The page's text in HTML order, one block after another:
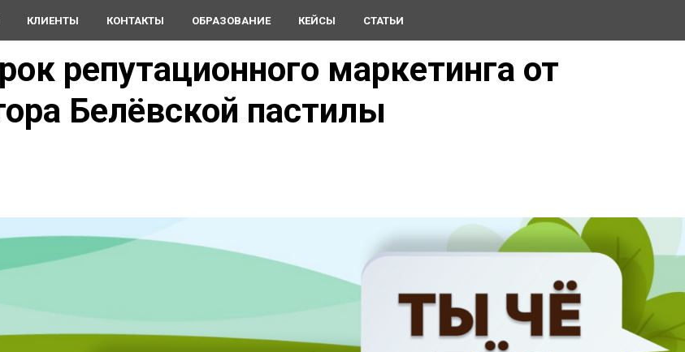
КЛИЕНТЫ КОНТАКТЫ ОБРАЗОВАНИЕ КЕЙСЫ СТАТЬИ
репутационного маркетинга от
Белёвской пастилы